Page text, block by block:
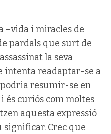
–vida i miracles de
pardals que surt de
la seva
intenta readaptar-se a
resumir-se en
i és curiós com moltes
aquesta expressió
significar. Crec que